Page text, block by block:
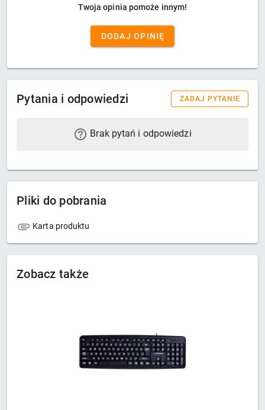
Twoja opinia pomoże innym!
DODAJ OPINIĘ
Pytania i odpowiedzi ZADAJ PYTANIE
Brak pytań i odpowiedzi
Pliki do pobrania
Karta produktu
Zobacz także